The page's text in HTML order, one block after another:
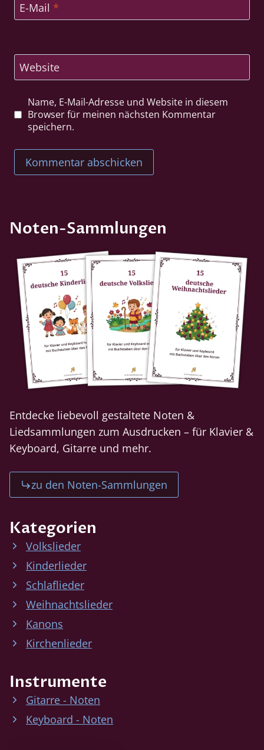
E-Mail *
Website
Name, E-Mail-Adresse und Website in diesem
Browser für meinen nächsten Kommentar
speichern.
Noten-Sammlungen
Entdecke liebevoll gestaltete Noten &
Liedsammlungen zum Ausdrucken – für Klavier &
Keyboard, Gitarre und mehr.
zu den Noten-Sammlungen
Kategorien
Volkslieder
Kinderlieder
Schlaflieder
Weihnachtslieder
Kanons
Kirchenlieder
Instrumente
Gitarre - Noten
Keyboard - Noten